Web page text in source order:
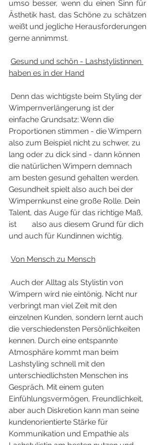
umso besser, wenn du einen Sinn für
Ästhetik hast, das Schöne zu schätzen
weißt und jegliche Herausforderungen
gerne annimmst.
Gesund und schön - Lashstylistinnen
haben es in der Hand
Wimpernverlängerung ist der
einfache Grundsatz: Wenn die
Proportionen stimmen - die Wimpern
also zum Beispiel nicht zu schwer, zu
lang oder zu dick sind - dann können
die natürlichen Wimpern demnach
am besten gesund gehalten werden.
Gesundheit spielt also auch bei der
Wimpernkunst eine große Rolle. Dein
Talent, das Auge für das richtige Maß,
ist        also aus diesem Grund für dich
und auch für Kundinnen wichtig.
Von Mensch zu Mensch
Wimpern wird nie eintönig. Nicht nur
verbringt man viel Zeit mit den
einzelnen Kunden, sondern lernt auch
die verschiedensten Persönlichkeiten
kennen. Durch eine entspannte
Atmosphäre kommt man beim
Lashstyling schnell mit den
unterschiedlichsten Menschen ins
Gespräch. Mit einem guten
Einfühlungsvermögen, Freundlichkeit,
aber auch Diskretion kann man seine
kundenorientierte Stärke für
Kommunikation und Empathie als